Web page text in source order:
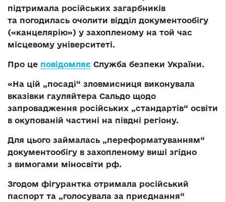
підтримала російських загарбників
та погодилась очолити відділ документообігу
(«канцелярію») у захопленому на той час
місцевому університеті.
Про це повідомляє Служба безпеки України.
«На цій „посаді“ зловмисниця виконувала
вказівки гауляйтера Сальдо щодо
запровадження російських „стандартів“ освіти
в окупованій частині на півдні регіону.
Для цього займалась „переформатуванням“
документообігу в захопленому виші згідно
з вимогами міносвіти рф.
Згодом фігурантка отримала російський
паспорт та „голосувала за приєднання“